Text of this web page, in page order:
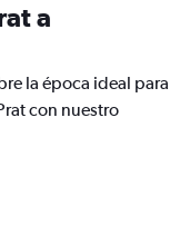
a
la época ideal para
con nuestro